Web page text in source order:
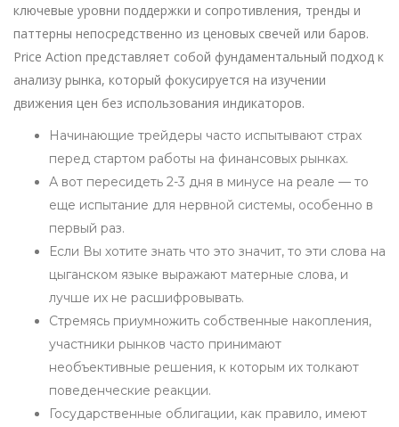
ключевые уровни поддержки и сопротивления, тренды и
паттерны непосредственно из ценовых свечей или баров.
Price Action представляет собой фундаментальный подход к
анализу рынка, который фокусируется на изучении
движения цен без использования индикаторов.
Начинающие трейдеры часто испытывают страх
перед стартом работы на финансовых рынках.
А вот пересидеть 2-3 дня в минусе на реале — то
еще испытание для нервной системы, особенно в
первый раз.
Если Вы хотите знать что это значит, то эти слова на
цыганском языке выражают матерные слова, и
лучше их не расшифровывать.
Стремясь приумножить собственные накопления,
участники рынков часто принимают
необъективные решения, к которым их толкают
поведенческие реакции.
Государственные облигации, как правило, имеют